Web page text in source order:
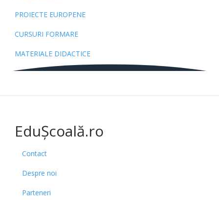
PROIECTE EUROPENE
CURSURI FORMARE
MATERIALE DIDACTICE
EduȘcoală.ro
Contact
Despre noi
Parteneri